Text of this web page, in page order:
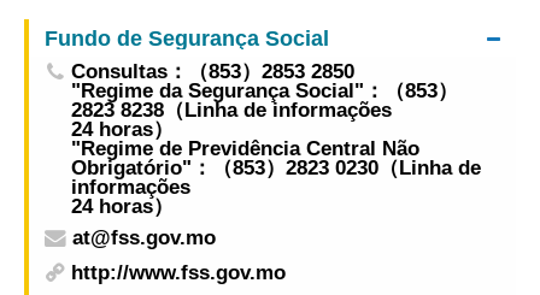
efeitos de comparação
Fundo de Segurança Social
Consultas：（853）2853 2850
"Regime da Segurança Social"：（853）
2823 8238（Linha de informações
24 horas）
"Regime de Previdência Central Não
Obrigatório"：（853）2823 0230（Linha de
informações
24 horas）
at@fss.gov.mo
http://www.fss.gov.mo